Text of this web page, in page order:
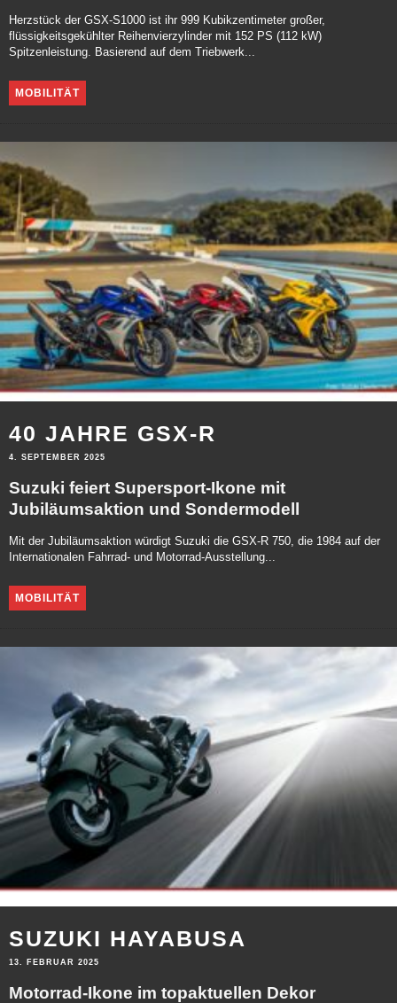
Herzstück der GSX-S1000 ist ihr 999 Kubikzentimeter großer,
flüssigkeitsgekühlter Reihenvierzylinder mit 152 PS (112 kW)
Spitzenleistung. Basierend auf dem Triebwerk...
MOBILITÄT
40 JAHRE GSX-R
4. SEPTEMBER 2025
Suzuki feiert Supersport-Ikone mit
Jubiläumsaktion und Sondermodell
Mit der Jubiläumsaktion würdigt Suzuki die GSX-R 750, die 1984 auf der
Internationalen Fahrrad- und Motorrad-Ausstellung...
MOBILITÄT
SUZUKI HAYABUSA
13. FEBRUAR 2025
Motorrad-Ikone im topaktuellen Dekor